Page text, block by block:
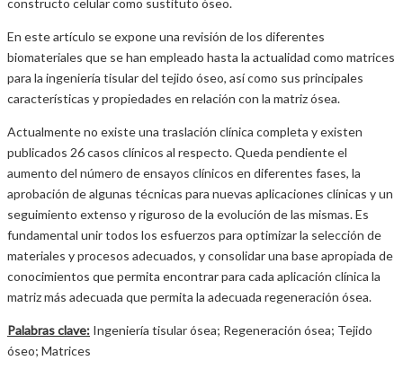
constructo celular como sustituto óseo.
En este artículo se expone una revisión de los diferentes
biomateriales que se han empleado hasta la actualidad como matrices
para la ingeniería tisular del tejido óseo, así como sus principales
características y propiedades en relación con la matriz ósea.
Actualmente no existe una traslación clínica completa y existen
publicados 26 casos clínicos al respecto. Queda pendiente el
aumento del número de ensayos clínicos en diferentes fases, la
aprobación de algunas técnicas para nuevas aplicaciones clínicas y un
seguimiento extenso y riguroso de la evolución de las mismas. Es
fundamental unir todos los esfuerzos para optimizar la selección de
materiales y procesos adecuados, y consolidar una base apropiada de
conocimientos que permita encontrar para cada aplicación clínica la
matriz más adecuada que permita la adecuada regeneración ósea.
Palabras clave: Ingeniería tisular ósea; Regeneración ósea; Tejido
óseo; Matrices